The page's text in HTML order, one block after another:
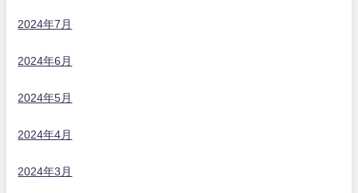
2024年7月
2024年6月
2024年5月
2024年4月
2024年3月